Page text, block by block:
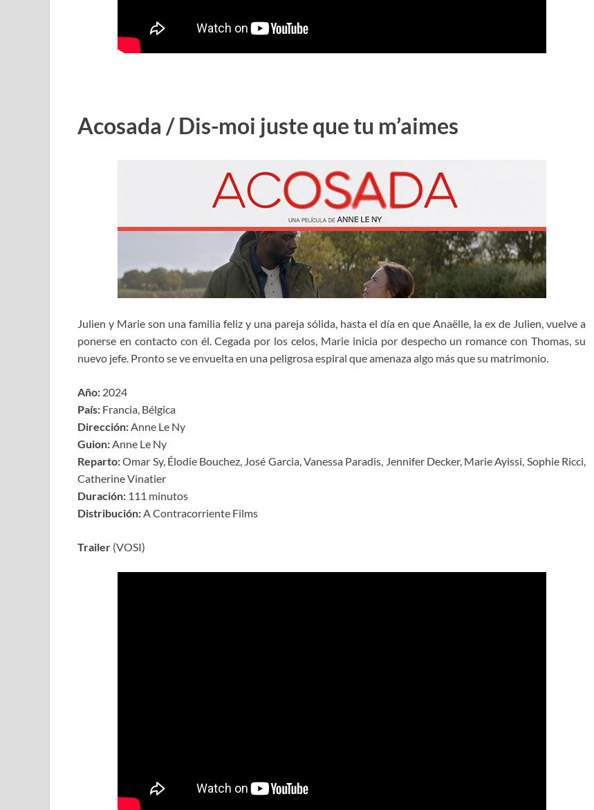
Acosada / Dis-moi juste que tu m’aimes
Julien y Marie son una familia feliz y una pareja sólida, hasta el día en que Anaëlle, la ex de Julien, vuelve a
ponerse en contacto con él. Cegada por los celos, Marie inicia por despecho un romance con Thomas, su
nuevo jefe. Pronto se ve envuelta en una peligrosa espiral que amenaza algo más que su matrimonio.
Año: 2024
País: Francia, Bélgica
Dirección: Anne Le Ny
Guion: Anne Le Ny
Reparto:Omar Sy, Élodie Bouchez, José Garcia, Vanessa Paradis, Jennifer Decker, Marie Ayissi, Sophie Ricci,
Catherine Vinatier
Duración: 111 minutos
Distribución: A Contracorriente Films
Trailer (VOSI)